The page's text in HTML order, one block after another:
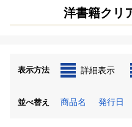
洋書籍クリ
表示方法 詳細表示
並べ替え 商品名 発行日